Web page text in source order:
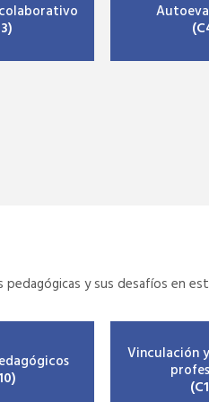
y sus desafíos en
Vinculación